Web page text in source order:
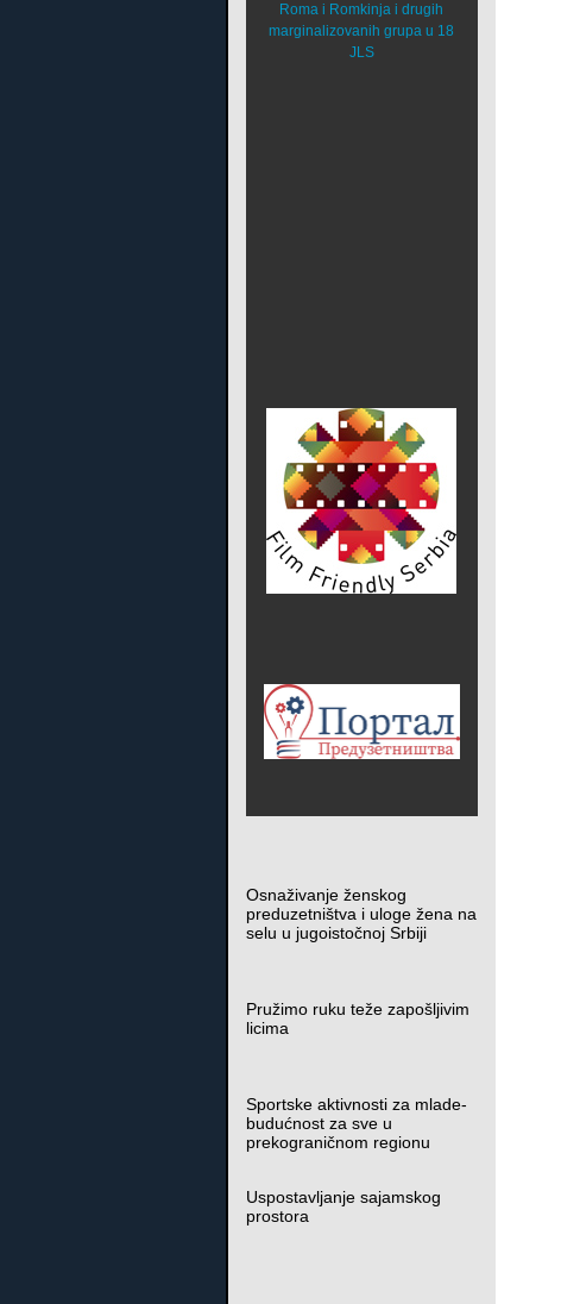
Roma i Romkinja i drugih
marginalizovanih grupa u 18
JLS
Osnaživanje ženskog
preduzetništva i uloge žena na
selu u jugoistočnoj Srbiji
Pružimo ruku teže zapošljivim
licima
Sportske aktivnosti za mlade-
budućnost za sve u
prekograničnom regionu
Uspostavljanje sajamskog
prostora